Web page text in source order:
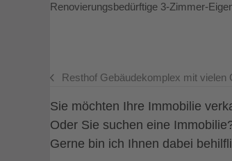
Renovierungsbedürftige 3-Zimmer-
vorheriger
Beitrag:
Resthof Gebäudekomplex mit vielen
Sie möchten Ihre Immobilie
Oder Sie suchen eine
Gerne bin ich Ihnen dabei